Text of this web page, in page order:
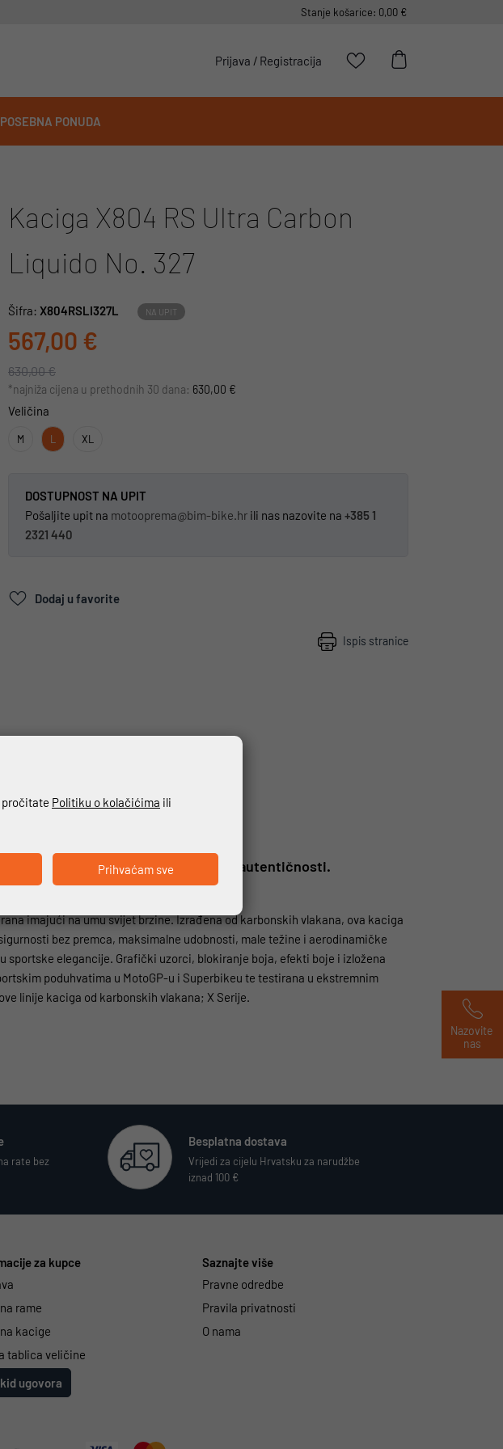
Stanje košarice: 0,00 €
Prijava / Registracija
POSEBNA PONUDA
Kaciga X804 RS Ultra Carbon
Liquido No. 327
Šifra: X804RSLI327L NA UPIT
567,00 €
630,00 €
*najniža cijena u prethodnih 30 dana: 630,00 €
Veličina
M L XL
DOSTUPNOST NA UPIT
Pošaljite upit na motooprema@bim-bike.hr ili nas nazovite na +385 1
2321 440
Dodaj u favorite
Ispis stranice
koji prigrljuju bit sporta i autentičnosti.
imajući na umu svijet brzine. Izrađena od karbonskih vlakana, ova kaciga
bez premca, maksimalne udobnosti, male težine i aerodinamičke
elegancije. Grafički uzorci, blokiranje boja, efekti boje i izložena
poduhvatima u MotoGP-u i Superbikeu te testirana u ekstremnim
linije kaciga od karbonskih vlakana; X Serije.
rate bez
Besplatna dostava
Vrijedi za cijelu Hrvatsku za narudžbe
iznad 100 €
za kupce
rame
kacige
tablica veličine
ugovora
Saznajte više
Pravne odredbe
Pravila privatnosti
O nama
Nazovite
nas
pročitate Politiku o kolačićima ili
Prihvaćam sve